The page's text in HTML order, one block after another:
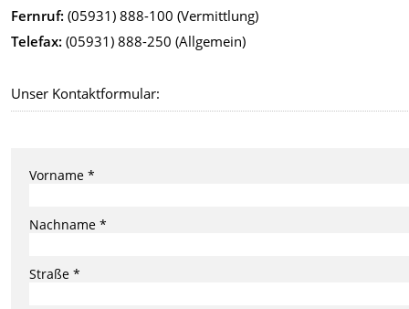
Fernruf: (05931) 888-100 (Vermittlung)
Telefax: (05931) 888-250 (Allgemein)
Unser Kontaktformular:
Vorname *
Nachname *
Straße *